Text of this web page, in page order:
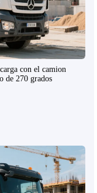
con el camion
de 270 grados